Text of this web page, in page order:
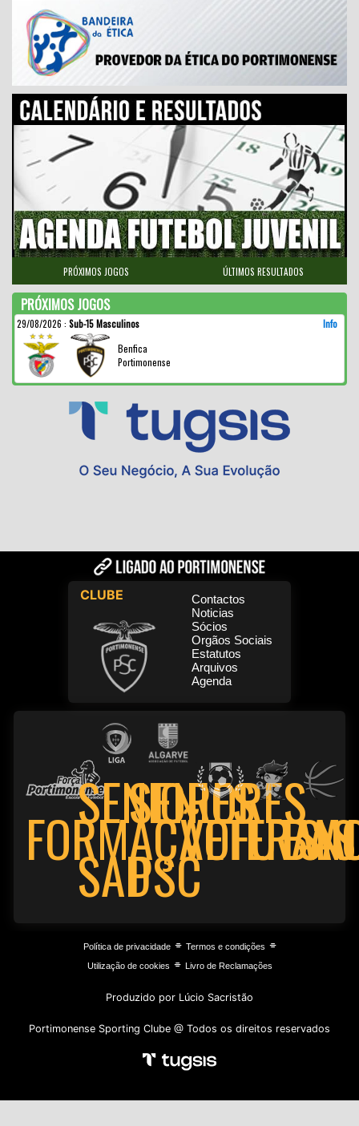
PRÓXIMOS JOGOS ÚLTIMOS RESULTADOS
PRÓXIMOS JOGOS
29/08/2026 : Sub-15 Masculinos
Info
Benfica
Portimonense
CLUBE
Contactos
Noticias
Sócios
Orgãos Sociais
Estatutos
Arquivos
Agenda
FORMAÇÃO
SENIORES
SAD
SENIORES
PSC
Política de privacidade⌯ Termos e condições ⌯
Utilização de cookies ⌯ Livro de Reclamações
Produzido por Lúcio Sacristão
Portimonense Sporting Clube @ Todos os direitos reservados